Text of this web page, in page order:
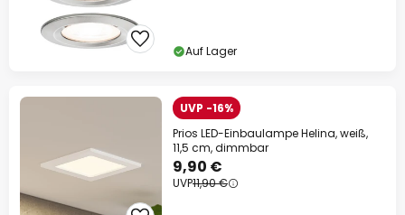
Auf Lager
UVP -16%
Prios LED-Einbaulampe Helina, weiß,
11,5 cm, dimmbar
9,90 €
UVP11,90 €